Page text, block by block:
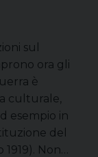
sul
ora gli
è
culturale,
esempio in
del
Non…